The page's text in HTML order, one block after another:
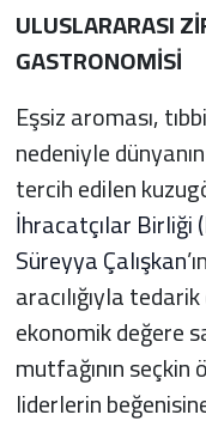
ULUSLARARASI
GASTRONOMİSİ
Eşsiz aroması,
nedeniyle
tercih edilen
İhracatçılar Birliği
Süreyya Çalışkan
aracılığıyla
ekonomik değere
mutfağının
liderlerin